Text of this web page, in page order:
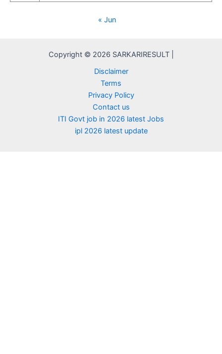
« Jun
Copyright © 2026 SARKARIRESULT |
Disclaimer
Terms
Privacy Policy
Contact us
ITI Govt job in 2026 latest Jobs
ipl 2026 latest update